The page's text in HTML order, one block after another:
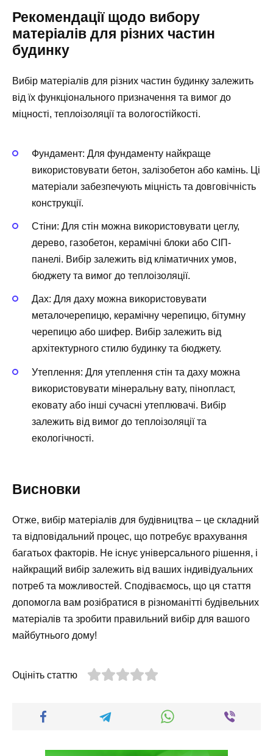
Рекомендації щодо вибору
матеріалів для різних частин
будинку
Вибір матеріалів для різних частин будинку залежить
від їх функціонального призначення та вимог до
міцності, теплоізоляції та вологостійкості.
Фундамент: Для фундаменту найкраще
використовувати бетон, залізобетон або камінь. Ці
матеріали забезпечують міцність та довговічність
конструкції.
Стіни: Для стін можна використовувати цеглу,
дерево, газобетон, керамічні блоки або СІП-
панелі. Вибір залежить від кліматичних умов,
бюджету та вимог до теплоізоляції.
Дах: Для даху можна використовувати
металочерепицю, керамічну черепицю, бітумну
черепицю або шифер. Вибір залежить від
архітектурного стилю будинку та бюджету.
Утеплення: Для утеплення стін та даху можна
використовувати мінеральну вату, пінопласт,
ековату або інші сучасні утеплювачі. Вибір
залежить від вимог до теплоізоляції та
екологічності.
Висновки
Отже, вибір матеріалів для будівництва – це складний
та відповідальний процес, що потребує врахування
багатьох факторів. Не існує універсального рішення, і
найкращий вибір залежить від ваших індивідуальних
потреб та можливостей. Сподіваємось, що ця стаття
допомогла вам розібратися в різноманітті будівельних
матеріалів та зробити правильний вибір для вашого
майбутнього дому!
Оцініть статтю